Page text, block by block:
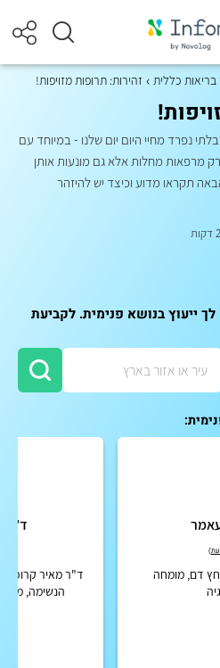
כללית זהירות: תרופות מזויפות!
נפרד מחיי היום יום שלנו - במיוחד עם
מרפאות מחלות אלא גם מונעות אותן
תקראו מדוע וכיצד יש להיזהר
ייעוץ בנושא פנימית. לקביעת
)
דם, מומחה
ד"ר
ד"ר מאיר
הנשימה,